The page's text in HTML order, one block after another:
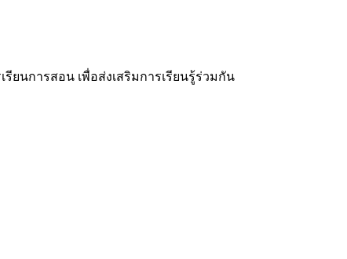
ยนการสอน เพื่อส่งเสริมการเรียนรู้ร่วมกัน